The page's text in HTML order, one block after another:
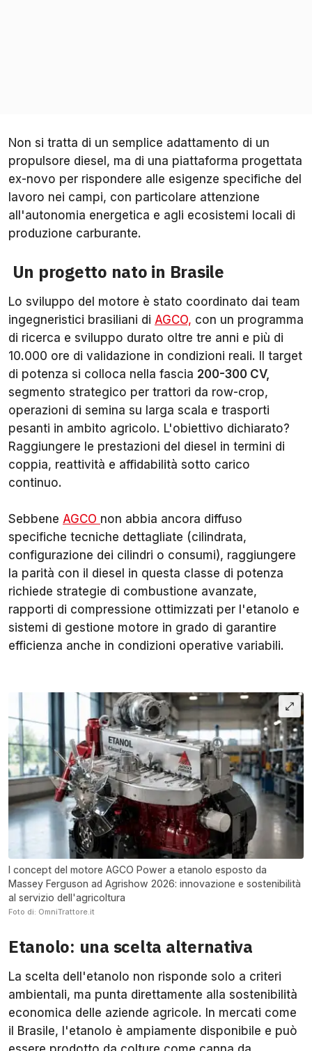
Non si tratta di un semplice adattamento di un
propulsore diesel, ma di una piattaforma progettata
ex-novo per rispondere alle esigenze specifiche del
lavoro nei campi, con particolare attenzione
all'autonomia energetica e agli ecosistemi locali di
produzione carburante.
Un progetto nato in Brasile
Lo sviluppo del motore è stato coordinato dai team
ingegneristici brasiliani di AGCO, con un programma
di ricerca e sviluppo durato oltre tre anni e più di
10.000 ore di validazione in condizioni reali. Il target
di potenza si colloca nella fascia 200-300 CV,
segmento strategico per trattori da row-crop,
operazioni di semina su larga scala e trasporti
pesanti in ambito agricolo. L'obiettivo dichiarato?
Raggiungere le prestazioni del diesel in termini di
coppia, reattività e affidabilità sotto carico
continuo.
Sebbene AGCO non abbia ancora diffuso
specifiche tecniche dettagliate (cilindrata,
configurazione dei cilindri o consumi), raggiungere
la parità con il diesel in questa classe di potenza
richiede strategie di combustione avanzate,
rapporti di compressione ottimizzati per l'etanolo e
sistemi di gestione motore in grado di garantire
efficienza anche in condizioni operative variabili.
l concept del motore AGCO Power a etanolo esposto da
Massey Ferguson ad Agrishow 2026: innovazione e sostenibilità
al servizio dell'agricoltura
Foto di: OmniTrattore.it
Etanolo: una scelta alternativa
La scelta dell'etanolo non risponde solo a criteri
ambientali, ma punta direttamente alla sostenibilità
economica delle aziende agricole. In mercati come
il Brasile, l'etanolo è ampiamente disponibile e può